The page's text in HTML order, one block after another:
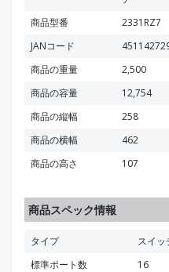
商品型番
2331RZ7
JANコード
商品の重量
2,500
商品の容量
12,754
商品の縦幅
258
商品の横幅
462
商品の高さ
107
商品スペック情報
タイプ
スイッ
標準ポート数
16